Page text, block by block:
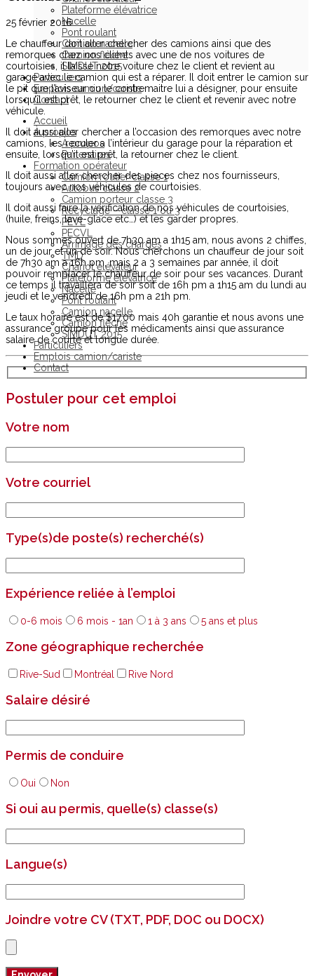
Plateforme élévatrice
Nacelle
Pont roulant
Camion nacelle
Camion flèche
SIMDUT 2015
Particuliers
Emplois camion/cariste
Contact
Accueil
À propos
À propos
Partenaires
Formation opérateur
Camion routier classe 1
Autobus classe 2
Camion porteur classe 3
Recyclage – classe 1 ou 3
PEVL
PECVL
Arrimage des charges
TMD
Chariot élévateur
Plateforme élévatrice
Nacelle
Pont roulant
Camion nacelle
Camion flèche
SIMDUT 2015
Particuliers
Emplois camion/cariste
Contact
25 février 2016
Le chauffeur doit aller chercher des camions ainsi que des
remorques chez nos clients avec une de nos voitures de
courtoisies, il laisse notre voiture chez le client et revient au
garage avec le camion qui est a réparer. Il doit entrer le camion sur
le pit que l’aviseur ou le contremaitre lui a désigner, pour ensuite
lorsqu’il est prêt, le retourner chez le client et revenir avec notre
véhicule.
Il doit aussi aller chercher a l’occasion des remorques avec notre
camions, les reculer a l’intérieur du garage pour la réparation et
ensuite, lorsqu’il est prêt, la retourner chez le client.
Il doit aussi aller chercher des pieces chez nos fournisseurs,
toujours avec nos véhicules de courtoisies.
Il doit aussi faire la vérification de nos véhicules de courtoisies,
(huile, freins, lave-glace etc…) et les garder propres.
Nous sommes ouvert de 7h30 am a 1h15 am, nous avons 2 chiffes,
un de jour et un de soir. Nous cherchons un chauffeur de jour soit
de 7h30 am a 16h pm, mais 2 a 3 semaines par année, il doit
pouvoir remplacer le chauffeur de soir pour ses vacances. Durant
ce temps il travaillera de soir soit de 16h pm a 1h15 am du lundi au
jeudi et le vendredi de 16h pm a 21h pm.
Le taux horaire est de $17.00 mais 40h garantie et nous avons une
assurance groupe pour les médicaments ainsi que assurance
salaire de courte et longue durée.
Postuler pour cet emploi
Votre nom
Votre courriel
Type(s)de poste(s) recherché(s)
Expérience reliée à l’emploi
0-6 mois 6 mois - 1an 1 à 3 ans 5 ans et plus
Zone géographique recherchée
Rive-Sud Montréal Rive Nord
Salaire désiré
Permis de conduire
Oui Non
Si oui au permis, quelle(s) classe(s)
Langue(s)
Joindre votre CV (TXT, PDF, DOC ou DOCX)